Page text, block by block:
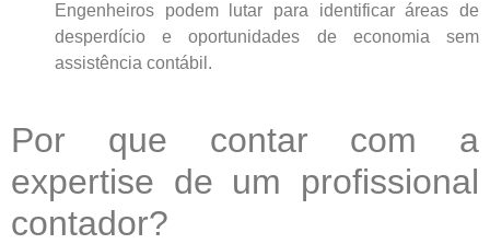
Engenheiros podem lutar para identificar áreas de
desperdício e oportunidades de economia sem
assistência contábil.
Por que contar com a
expertise de um profissional
contador?